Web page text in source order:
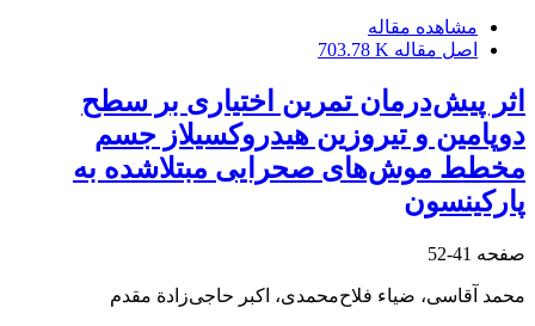
مشاهده مقاله
اصل مقاله 703.78 K
اثر پیش‌درمان تمرین اختیاری بر سطح
دوپامین و تیروزین هیدروکسیلاز جسم
مخطط موش‌های صحرایی مبتلا‌شده به
پارکینسون
صفحه 41-52
محمد آقاسی، ضیاء فلاح‌محمدی، اکبر حاجی‌زادة مقدم